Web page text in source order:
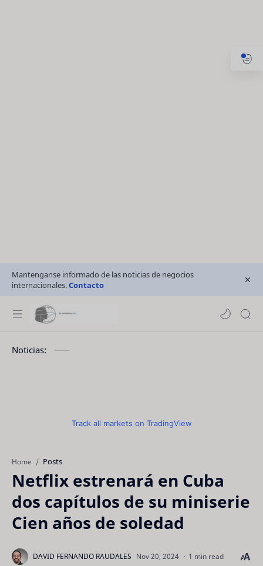
Mantenganse informado de las noticias de negocios
internacionales.Contacto
Noticias:
Track all markets on TradingView
Home Posts
Netflix estrenará en Cuba
dos capítulos de su miniserie
Cien años de soledad
1 min read